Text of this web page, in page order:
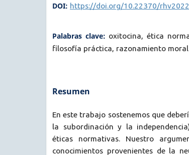
DOI: https://doi.org/10.22370/
Palabras clave: oxitocina, ética
filosofía práctica, razonamiento moral
Resumen
En este trabajo sostenemos que
la subordinación y la
éticas normativas. Nuestro
conocimientos provenientes de la